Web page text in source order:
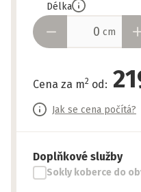
Délka
cm
Cena za m2 od:
Jak se cena počítá?
Doplňkové služby
Sokly koberce do